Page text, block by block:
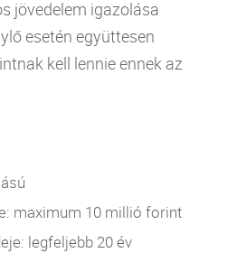
jövedelem igazolása
esetén együttesen
kell lennie ennek az
maximum 10 millió forint
legfeljebb 20 év